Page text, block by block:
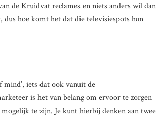
de Kruidvat reclames en niets anders wil dan
hoe komt het dat die televisiespots hun
mind’, iets dat ook vanuit de
is het van belang om ervoor te zorgen
te zijn. Je kunt hierbij denken aan twee